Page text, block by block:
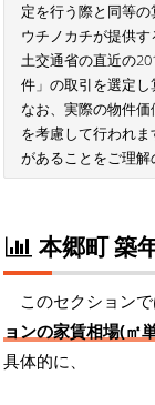
定を行う際と同等の
ウチノカチが提供
土交通省の直近の
件」の取引を選定し
なお、実際の物件
を考慮して行われ
があることをご理解
本郷町 築
このセクション
ョンの家賃相場(㎡
具体的に、